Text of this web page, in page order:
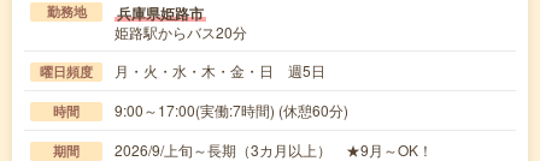
勤務地 兵庫県姫路市
姫路駅からバス20分
曜日頻度 月・火・水・木・金・日 週5日
時間 9:00～17:00(実働:7時間) (休憩60分)
期間 2026/9/上旬～長期（3カ月以上） ★9月～OK！